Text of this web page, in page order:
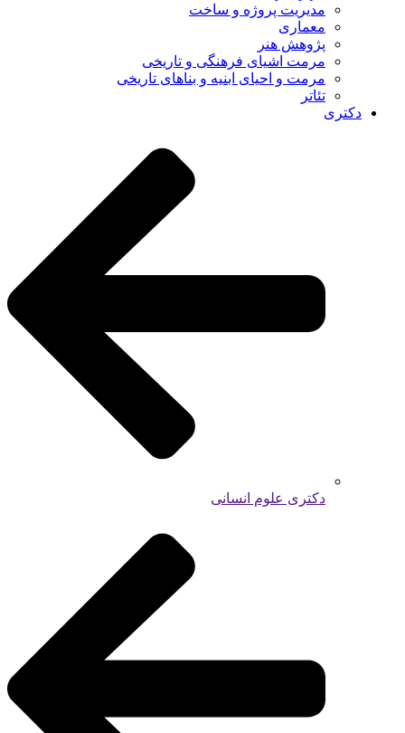
مدیریت پروژه و ساخت
معماری
پژوهش هنر
مرمت اشیای فرهنگی و تاریخی
مرمت و احیای ابنیه و بناهای تاریخی
تئاتر
دکتری
دکتری علوم انسانی